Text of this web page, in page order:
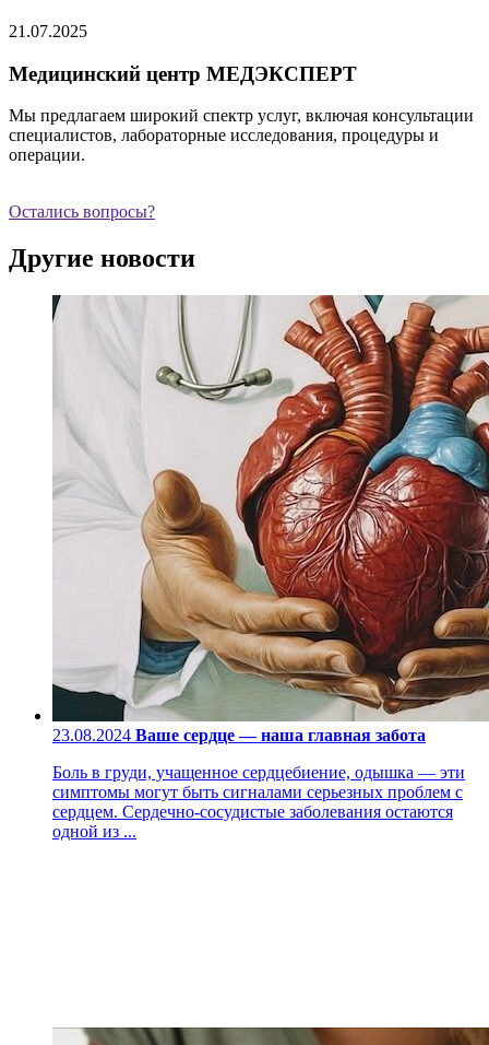
21.07.2025
Медицинский центр МЕДЭКСПЕРТ
Мы предлагаем широкий спектр услуг, включая консультации
специалистов, лабораторные исследования, процедуры и
операции.
Остались вопросы?
Другие новости
23.08.2024 Ваше сердце — наша главная забота
Боль в груди, учащенное сердцебиение, одышка — эти
симптомы могут быть сигналами серьезных проблем с
сердцем. Сердечно-сосудистые заболевания остаются
одной из ...